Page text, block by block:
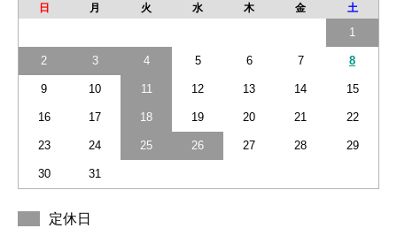
日 月 火 水 木 金 土
1
2 3 4 5 6 7 8
9 10 11 12 13 14 15
16 17 18 19 20 21 22
23 24 25 26 27 28 29
30 31
定休日